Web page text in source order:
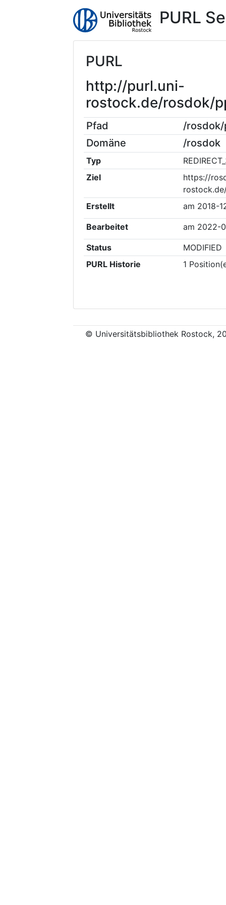
PURL
PURL
http://purl.uni-
rostock.de/rosdok/
Pfad
/
Domäne
/rosdok
Typ
Ziel
https://
Erstellt
am 2018-
Bearbeitet am 2022-
Status
MODIFIED
PURL Historie
1
© Universitätsbibliothek Rostock,